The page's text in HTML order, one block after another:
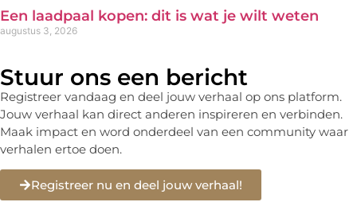
Een laadpaal kopen: dit is wat je wilt weten
augustus 3, 2026
Stuur ons een bericht
Registreer vandaag en deel jouw verhaal op ons platform.
Jouw verhaal kan direct anderen inspireren en verbinden.
Maak impact en word onderdeel van een community waar
verhalen ertoe doen.
Registreer nu en deel jouw verhaal!